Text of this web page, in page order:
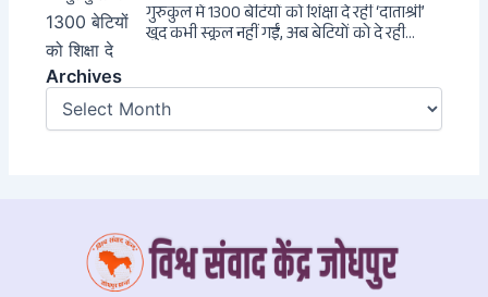
गुरुकुल में 1300 बेटियों को शिक्षा दे रहीं ‘दाताश्री’
खुद कभी स्कूल नहीं गईं, अब बेटियों को दे रही
Archives
Archives